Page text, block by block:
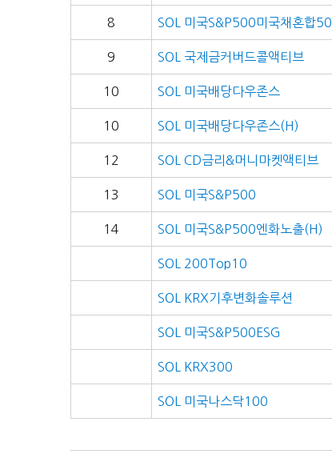
8 SOL 미국S&P500미국채혼합50
9 SOL 국제금커버드콜액티브
10 SOL 미국배당다우존스
10 SOL 미국배당다우존스(H)
12 SOL CD금리&머니마켓액티브
13 SOL 미국S&P500
14 SOL 미국S&P500엔화노출(H)
SOL 200Top10
SOL KRX기후변화솔루션
SOL 미국S&P500ESG
SOL KRX300
SOL 미국나스닥100